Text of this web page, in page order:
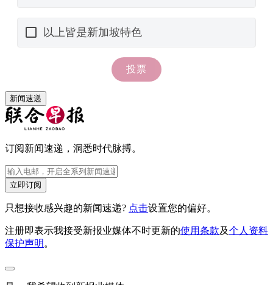
新闻速递
订阅新闻速递，洞悉时代脉搏。
立即订阅
只想接收感兴趣的新闻速递? 点击设置您的偏好。
注册即表示我接受新报业媒体不时更新的使用条款及个人资料
保护声明 。